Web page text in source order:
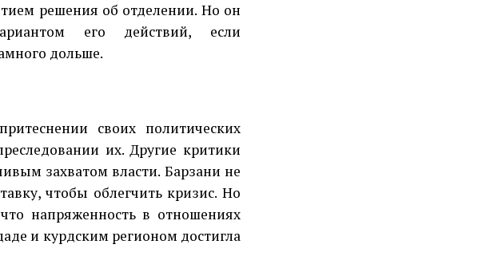
решения об отделении. Но он
его действий, если
дольше.
своих политических
их. Другие критики
захватом власти. Барзани не
чтобы облегчить кризис. Но
напряженность в отношениях
и курдским регионом достигла